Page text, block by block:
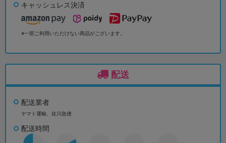
キャッシュレス決済
※一部ご利用いただけない商品がございます。
配送
配送業者
ヤマト運輸、佐川急便
配送時間